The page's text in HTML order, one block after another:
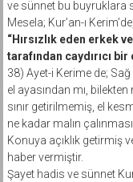
ve sünnet bu buyruklara
Mesela; Kur’an-ı
“Hırsızlık eden erkek
tarafından caydırıcı
38) Ayet-i Kerime de;
el ayasından mı,
sınır getirilmemiş, el
ne kadar malın
Konuya açıklık getirmiş
haber vermiştir.
Şayet hadis ve sünnet